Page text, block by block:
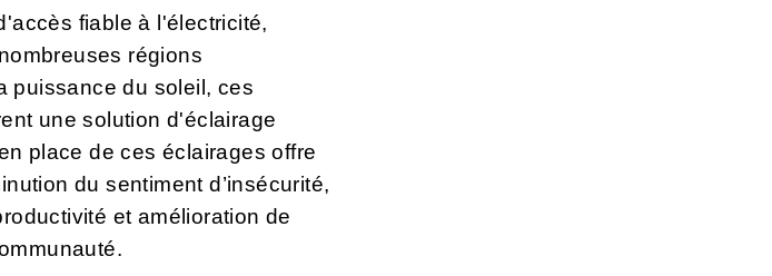
fiable à l'électricité,
régions
puissance du soleil, ces
une solution d'éclairage
place de ces éclairages offre
du sentiment d’insécurité,
et amélioration de